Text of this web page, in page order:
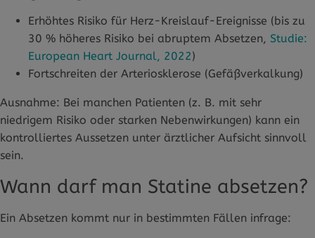
Erhöhtes Risiko für Herz-Kreislauf-Ereignisse (bis zu
30 % höheres Risiko bei abruptem Absetzen, Studie:
European Heart Journal, 2022)
Fortschreiten der Arteriosklerose (Gefäßverkalkung)
Ausnahme: Bei manchen Patienten (z. B. mit sehr
niedrigem Risiko oder starken Nebenwirkungen) kann ein
kontrolliertes Aussetzen unter ärztlicher Aufsicht sinnvoll
sein.
Wann darf man Statine absetzen?
Ein Absetzen kommt nur in bestimmten Fällen infrage: